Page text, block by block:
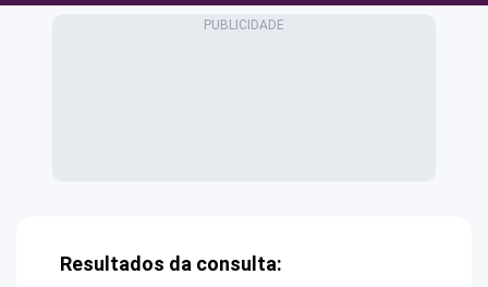
Resultados da consulta: